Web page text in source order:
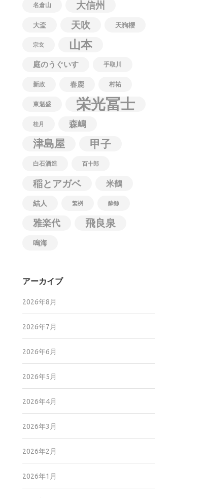
名倉山 大信州
大盃 天吹 天狗櫻
宗玄 山本
庭のうぐいす 手取川
新政 春鹿 村祐
東魁盛 栄光冨士
桂月 森嶋
津島屋 甲子
白石酒造 百十郎
稲とアガベ 米鶴
結人 繁桝 酔鯨
雅楽代 飛良泉
鳴海
アーカイブ
2026年8月
2026年7月
2026年6月
2026年5月
2026年4月
2026年3月
2026年2月
2026年1月